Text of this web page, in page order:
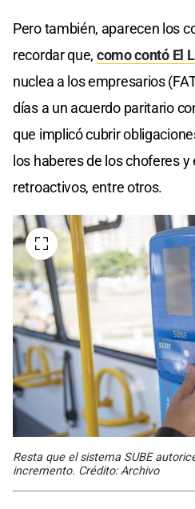
Pero también, aparecen los
recordar que, como contó El
nuclea a los empresarios
días a un acuerdo paritario
que implicó cubrir
los haberes de los choferes y
retroactivos, entre otros.
Resta que el sistema SUBE
incremento. Crédito: Archivo